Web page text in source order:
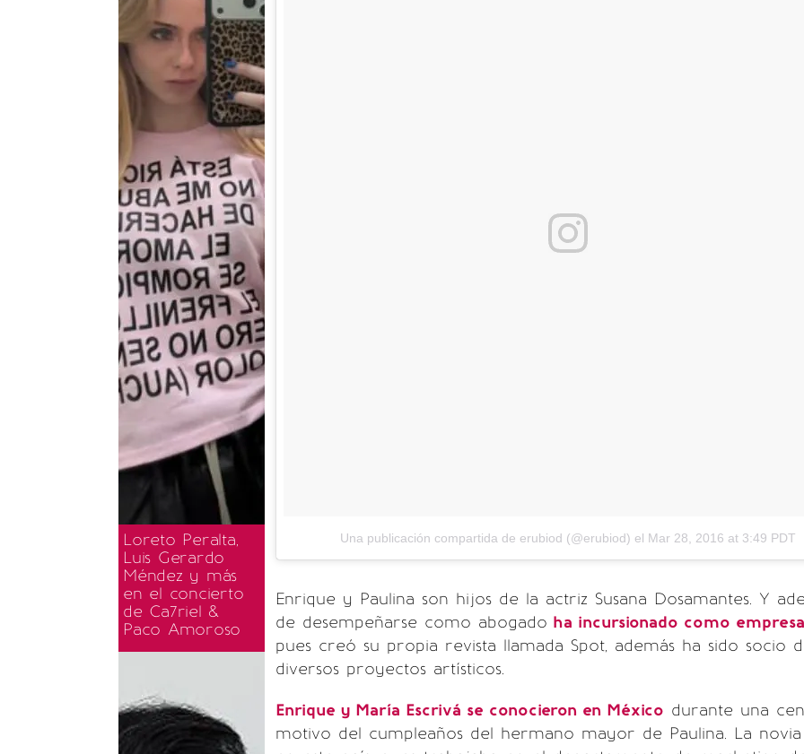
Loreto Peralta,
Luis Gerardo
Méndez y más
en el concierto
de Ca7riel &
Paco Amoroso
Una publicación compartida de erubiod (@erubiod) el Mar 28, 2016 at 3:49 PDT
Enrique y Paulina son hijos de la actriz Susana Dosamantes. Y
de desempeñarse como abogado ha incursionado como
pues creó su propia revista llamada Spot, además ha sido socio
diversos proyectos artísticos.
Enrique y María Escrivá se conocieron en México durante una
motivo del cumpleaños del hermano mayor de Paulina. La